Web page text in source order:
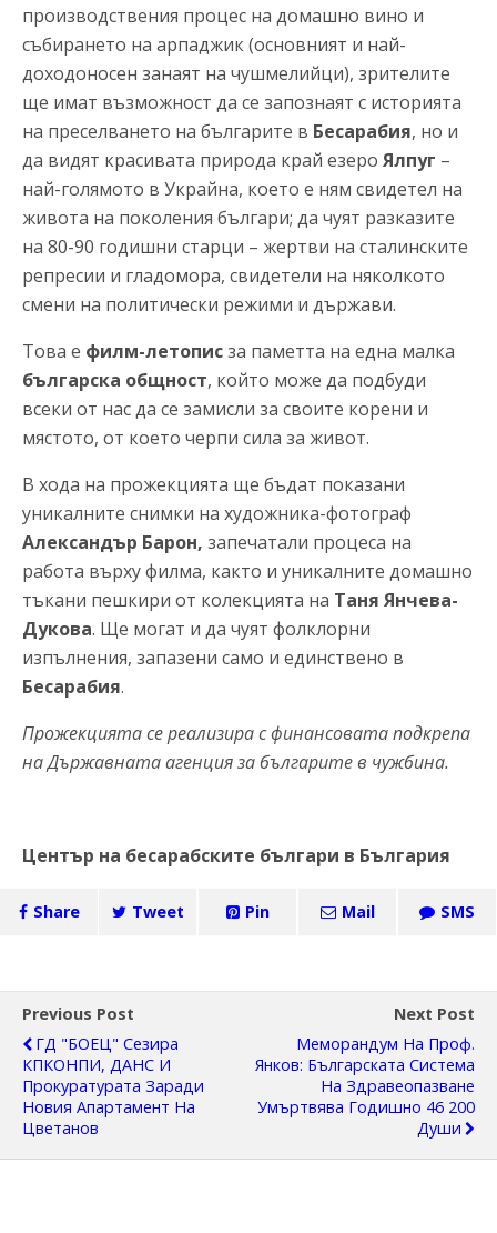
производствения процес на домашно вино и
събирането на арпаджик (основният и най-
доходоносен занаят на чушмелийци), зрителите
ще имат възможност да се запознаят с историята
на преселването на българите в Бесарабия, но и
да видят красивата природа край езеро Ялпуг –
най-голямото в Украйна, което е ням свидетел на
живота на поколения българи; да чуят разказите
на 80-90 годишни старци – жертви на сталинските
репресии и гладомора, свидетели на няколкото
смени на политически режими и държави.
Това е филм-летописза паметта на една малка
българска общност, който може да подбуди
всеки от нас да се замисли за своите корени и
мястото, от което черпи сила за живот.
В хода на прожекцията ще бъдат показани
уникалните снимки на художника-фотограф
Александър Барон, запечатали процеса на
работа върху филма, както и уникалните домашно
тъкани пешкири от колекцията на Таня Янчева-
Дукова. Ще могат и да чуят фолклорни
изпълнения, запазени само и единствено в
Бесарабия.
Прожекцията се реализира с финансовата подкрепа
на Държавната агенция за българите в чужбина.
Център на бесарабските българи в България
Share Tweet Pin Mail SMS
Previous Post
ГД "БОЕЦ" Сезира
КПКОНПИ, ДАНС И
Прокуратурата Заради
Новия Апартамент На
Цветанов
Next Post
Меморандум На Проф.
Янков: Българската Система
На Здравеопазване
Умъртвява Годишно 46 200
Души